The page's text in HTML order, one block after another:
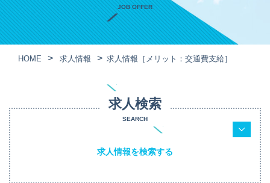
JOB OFFER
HOME 求人情報 求人情報［メリット：交通費支給］
求人検索
SEARCH
求人情報を検索する